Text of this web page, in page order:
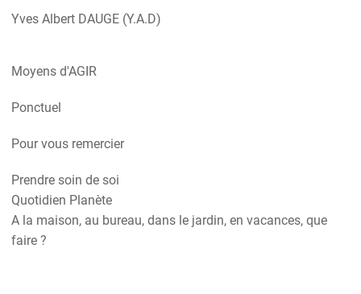
Yves Albert DAUGE (Y.A.D)
Moyens d'AGIR
Ponctuel
Pour vous remercier
Prendre soin de soi
Quotidien Planète
A la maison, au bureau, dans le jardin, en vacances, que
faire ?